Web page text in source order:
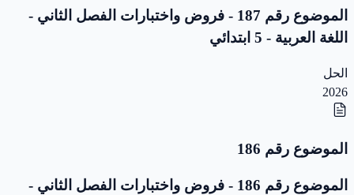
الموضوع رقم 187 - فروض واختبارات الفصل الثاني -
اللغة العربية - 5 ابتدائي
الحل
2026
الموضوع رقم 186
الموضوع رقم 186 - فروض واختبارات الفصل الثاني -